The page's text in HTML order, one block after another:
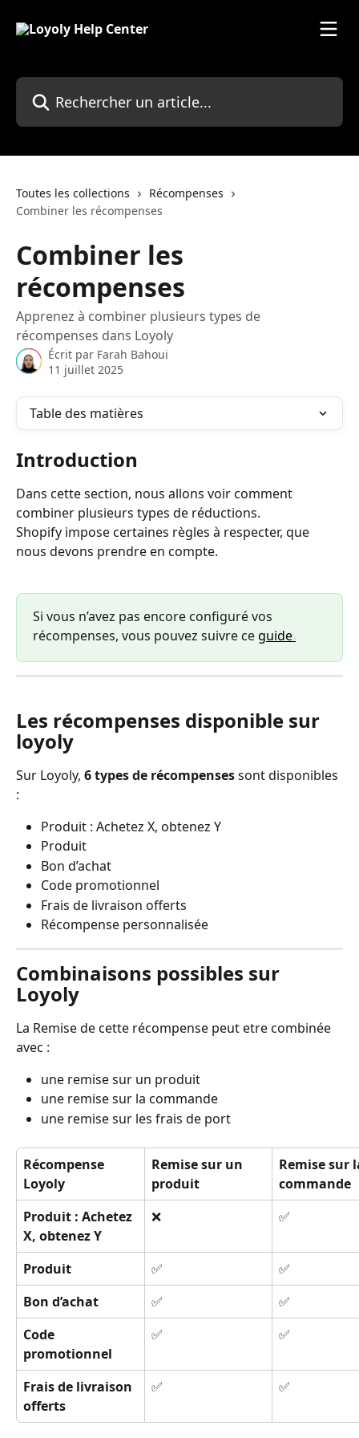
Rechercher un article...
Toutes les collections
Récompenses
Combiner les récompenses
Combiner les
récompenses
Apprenez à combiner plusieurs types de
récompenses dans Loyoly
Écrit par Farah Bahoui
11 juillet 2025
Table des matières
Introduction
Dans cette section, nous allons voir comment
combiner plusieurs types de réductions.
Shopify impose certaines règles à respecter, que
nous devons prendre en compte.
Si vous n’avez pas encore configuré vos
récompenses, vous pouvez suivre ce guide
Les récompenses disponible sur
loyoly
Sur Loyoly, 6 types de récompenses sont disponibles
:
Produit : Achetez X, obtenez Y
Produit
Bon d’achat
Code promotionnel
Frais de livraison offerts
Récompense personnalisée
Combinaisons possibles sur
Loyoly
La Remise de cette récompense peut etre combinée
avec :
une remise sur un produit
une remise sur la commande
une remise sur les frais de port
Récompense
Loyoly
Remise sur un
produit
Remise sur
commande
Produit : Achetez
X, obtenez Y
❌ ✅
Produit ✅
✅
Bon d’achat
✅
✅
Code
promotionnel
✅ ✅
Frais de livraison
offerts
✅ ✅